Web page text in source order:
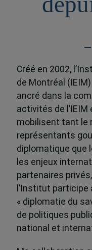
—
Créé en 2002,
de Montréal
ancré dans la
activités de
mobilisent tant le
représentants
diplomatique que
les enjeux
partenaires
l’Institut participe
« diplomatie du
de politiques
national et